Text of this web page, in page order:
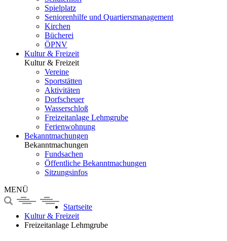
Spielplatz
Seniorenhilfe und Quartiersmanagement
Kirchen
Bücherei
ÖPNV
Kultur & Freizeit
Kultur & Freizeit
Vereine
Sportstätten
Aktivitäten
Dorfscheuer
Wasserschloß
Freizeitanlage Lehmgrube
Ferienwohnung
Bekanntmachungen
Bekanntmachungen
Fundsachen
Öffentliche Bekanntmachungen
Sitzungsinfos
MENÜ
Startseite
Kultur & Freizeit
Freizeitanlage Lehmgrube